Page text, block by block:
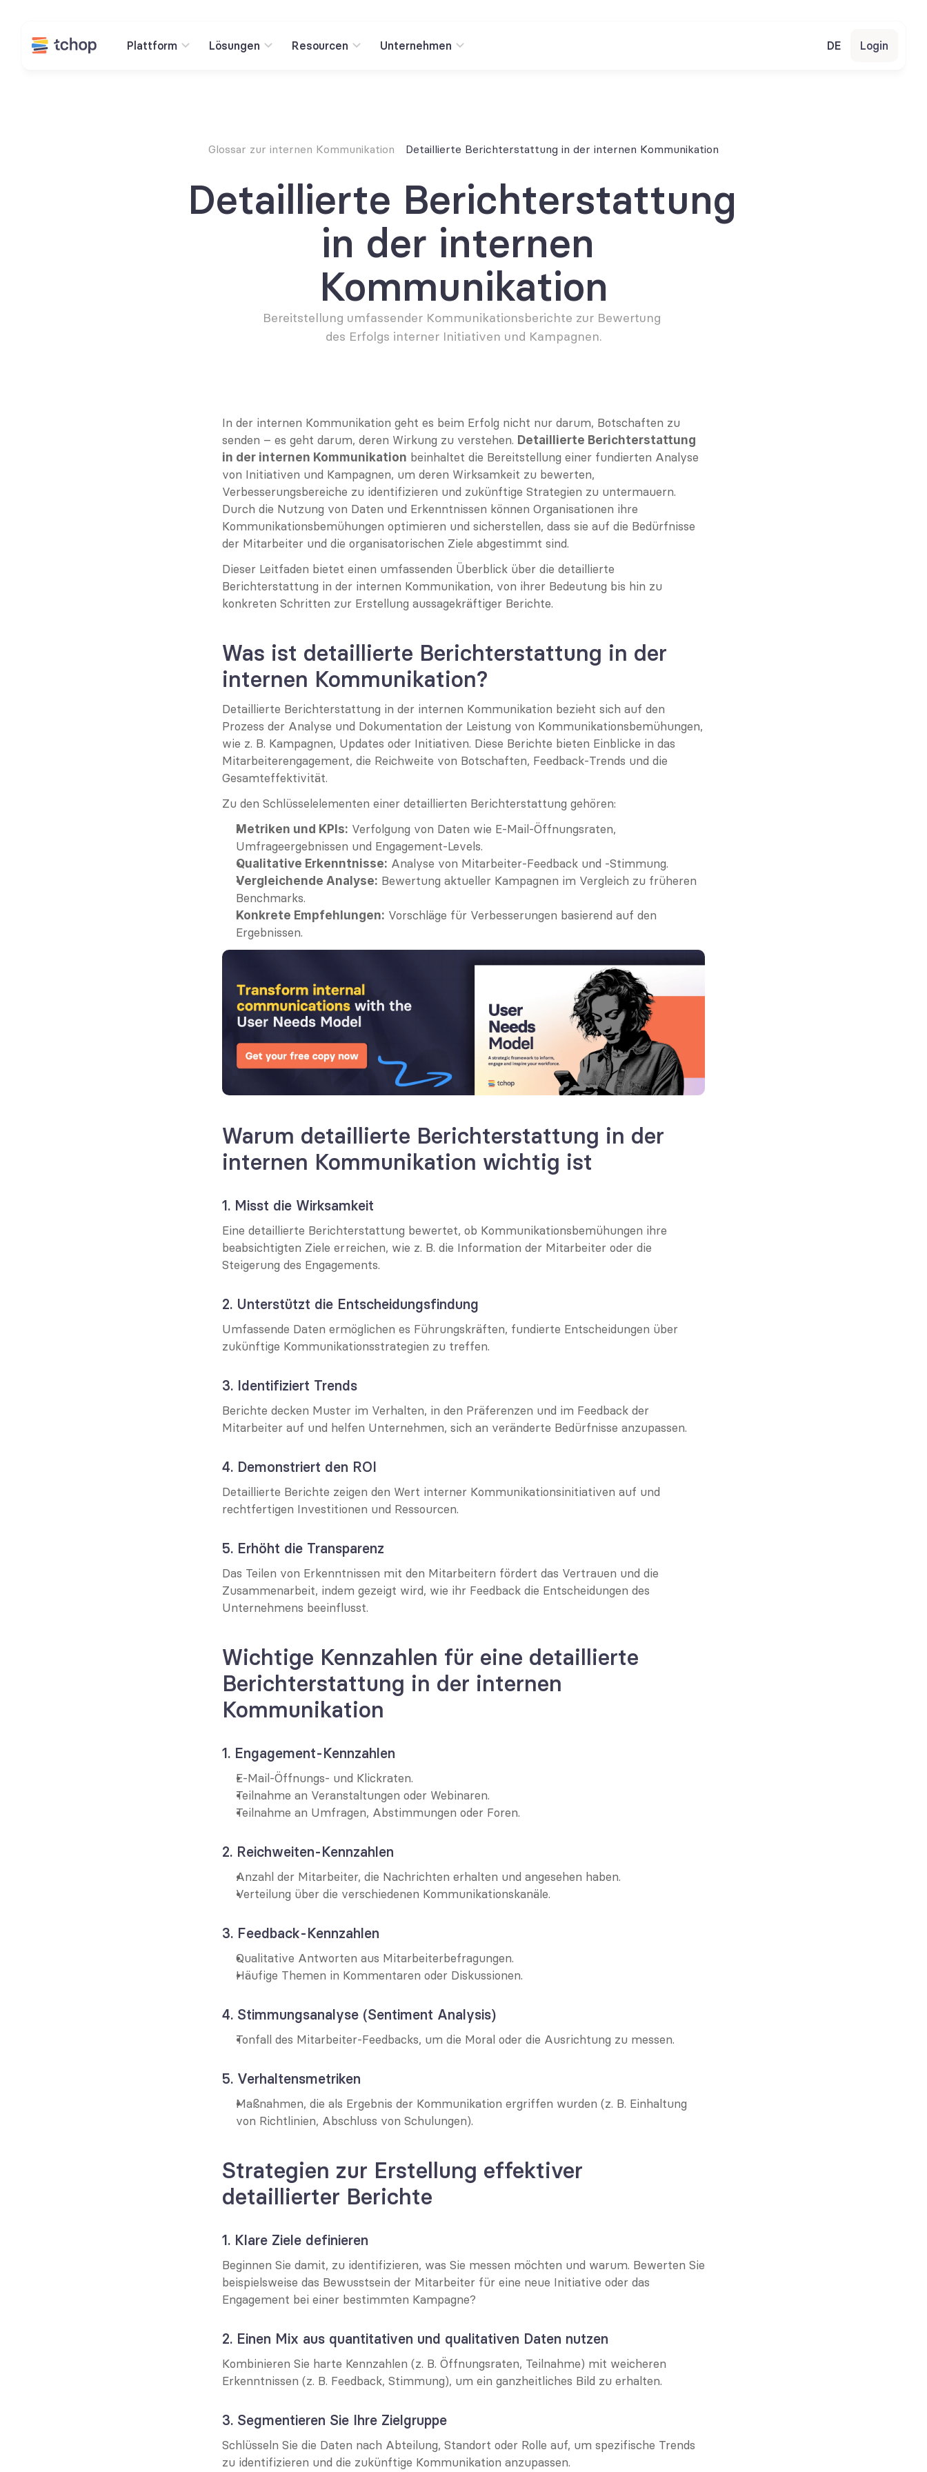
Plattform Lösungen Resourcen Unternehmen DE Login
Glossar zur internen Kommunikation Detaillierte Berichterstattung in der internen Kommunikation
Detaillierte Berichterstattung
in der internen
Kommunikation
Bereitstellung umfassender Kommunikationsberichte zur Bewertung
des Erfolgs interner Initiativen und Kampagnen.
In der internen Kommunikation geht es beim Erfolg nicht nur darum, Botschaften zu
senden – es geht darum, deren Wirkung zu verstehen. Detaillierte Berichterstattung
in der internen Kommunikation beinhaltet die Bereitstellung einer fundierten Analyse
von Initiativen und Kampagnen, um deren Wirksamkeit zu bewerten,
Verbesserungsbereiche zu identifizieren und zukünftige Strategien zu untermauern.
Durch die Nutzung von Daten und Erkenntnissen können Organisationen ihre
Kommunikationsbemühungen optimieren und sicherstellen, dass sie auf die Bedürfnisse
der Mitarbeiter und die organisatorischen Ziele abgestimmt sind.
Dieser Leitfaden bietet einen umfassenden Überblick über die detaillierte
Berichterstattung in der internen Kommunikation, von ihrer Bedeutung bis hin zu
konkreten Schritten zur Erstellung aussagekräftiger Berichte.
Was ist detaillierte Berichterstattung in der
internen Kommunikation?
Detaillierte Berichterstattung in der internen Kommunikation bezieht sich auf den
Prozess der Analyse und Dokumentation der Leistung von Kommunikationsbemühungen,
wie z. B. Kampagnen, Updates oder Initiativen. Diese Berichte bieten Einblicke in das
Mitarbeiterengagement, die Reichweite von Botschaften, Feedback-Trends und die
Gesamteffektivität.
Zu den Schlüsselelementen einer detaillierten Berichterstattung gehören:
Metriken und KPIs: Verfolgung von Daten wie E-Mail-Öffnungsraten,
Umfrageergebnissen und Engagement-Levels.
Qualitative Erkenntnisse: Analyse von Mitarbeiter-Feedback und -Stimmung.
Vergleichende Analyse: Bewertung aktueller Kampagnen im Vergleich zu früheren
Benchmarks.
Konkrete Empfehlungen: Vorschläge für Verbesserungen basierend auf den
Ergebnissen.
Warum detaillierte Berichterstattung in der
internen Kommunikation wichtig ist
1. Misst die Wirksamkeit
Eine detaillierte Berichterstattung bewertet, ob Kommunikationsbemühungen ihre
beabsichtigten Ziele erreichen, wie z. B. die Information der Mitarbeiter oder die
Steigerung des Engagements.
2. Unterstützt die Entscheidungsfindung
Umfassende Daten ermöglichen es Führungskräften, fundierte Entscheidungen über
zukünftige Kommunikationsstrategien zu treffen.
3. Identifiziert Trends
Berichte decken Muster im Verhalten, in den Präferenzen und im Feedback der
Mitarbeiter auf und helfen Unternehmen, sich an veränderte Bedürfnisse anzupassen.
4. Demonstriert den ROI
Detaillierte Berichte zeigen den Wert interner Kommunikationsinitiativen auf und
rechtfertigen Investitionen und Ressourcen.
5. Erhöht die Transparenz
Das Teilen von Erkenntnissen mit den Mitarbeitern fördert das Vertrauen und die
Zusammenarbeit, indem gezeigt wird, wie ihr Feedback die Entscheidungen des
Unternehmens beeinflusst.
Wichtige Kennzahlen für eine detaillierte
Berichterstattung in der internen
Kommunikation
1. Engagement-Kennzahlen
E-Mail-Öffnungs- und Klickraten.
Teilnahme an Veranstaltungen oder Webinaren.
Teilnahme an Umfragen, Abstimmungen oder Foren.
2. Reichweiten-Kennzahlen
Anzahl der Mitarbeiter, die Nachrichten erhalten und angesehen haben.
Verteilung über die verschiedenen Kommunikationskanäle.
3. Feedback-Kennzahlen
Qualitative Antworten aus Mitarbeiterbefragungen.
Häufige Themen in Kommentaren oder Diskussionen.
4. Stimmungsanalyse (Sentiment Analysis)
Tonfall des Mitarbeiter-Feedbacks, um die Moral oder die Ausrichtung zu messen.
5. Verhaltensmetriken
Maßnahmen, die als Ergebnis der Kommunikation ergriffen wurden (z. B. Einhaltung
von Richtlinien, Abschluss von Schulungen).
Strategien zur Erstellung effektiver
detaillierter Berichte
1. Klare Ziele definieren
Beginnen Sie damit, zu identifizieren, was Sie messen möchten und warum. Bewerten Sie
beispielsweise das Bewusstsein der Mitarbeiter für eine neue Initiative oder das
Engagement bei einer bestimmten Kampagne?
2. Einen Mix aus quantitativen und qualitativen Daten nutzen
Kombinieren Sie harte Kennzahlen (z. B. Öffnungsraten, Teilnahme) mit weicheren
Erkenntnissen (z. B. Feedback, Stimmung), um ein ganzheitliches Bild zu erhalten.
3. Segmentieren Sie Ihre Zielgruppe
Schlüsseln Sie die Daten nach Abteilung, Standort oder Rolle auf, um spezifische Trends
zu identifizieren und die zukünftige Kommunikation anzupassen.